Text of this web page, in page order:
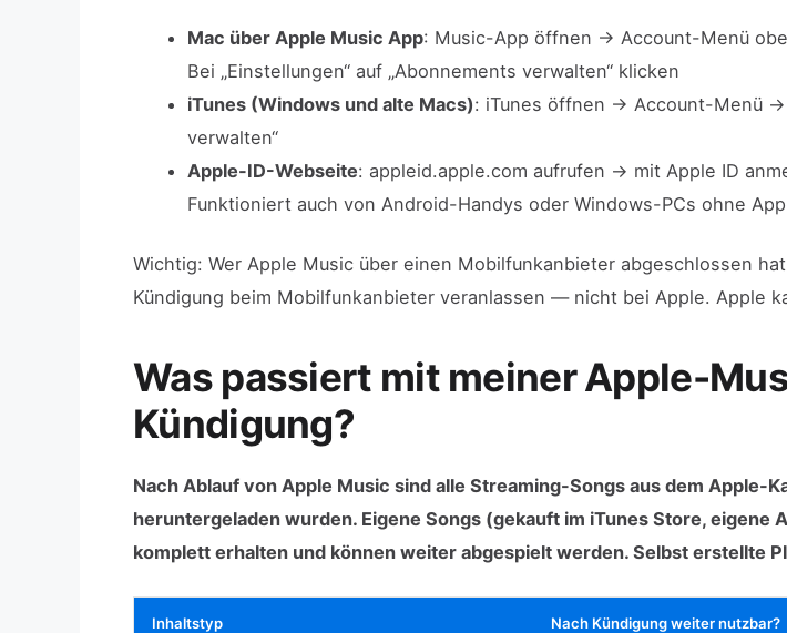
Mac über Apple Music App: Music-App öffnen → Account-Menü
Bei „Einstellungen“ auf „Abonnements verwalten“ klicken
iTunes (Windows und alte Macs): iTunes öffnen → Account-Menü
verwalten“
Apple-ID-Webseite: appleid.apple.com aufrufen → mit Apple ID
Funktioniert auch von Android-Handys oder Windows-PCs ohne
Wichtig: Wer Apple Music über einen Mobilfunkanbieter abgeschlossen
Kündigung beim Mobilfunkanbieter veranlassen — nicht bei Apple. Apple
Was passiert mit meiner Apple-
Kündigung?
Nach Ablauf von Apple Music sind alle Streaming-Songs aus dem
heruntergeladen wurden. Eigene Songs (gekauft im iTunes Store,
komplett erhalten und können weiter abgespielt werden. Selbst erstellte
Inhaltstyp Nach Kündigung weiter nutzbar?